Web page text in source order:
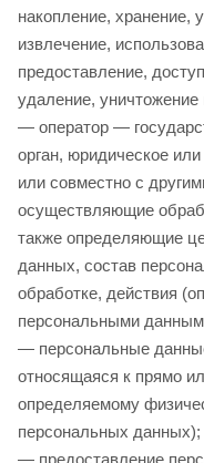
накопление, хранение,
извлечение,
предоставление,
удаление,
— оператор —
орган, юридическое
или совместно с
осуществляющие
также определяющие
данных, состав
обработке, действия
персональными
— персональные
относящаяся к прямо
определяемому
персональных данных);
— предоставление